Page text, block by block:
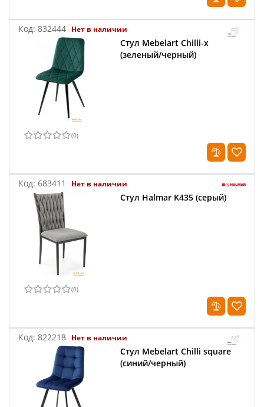
Код: 832444 Нет в наличии
Стул Mebelart Chilli-x
(зеленый/черный)
(0)
Код: 683411 Нет в наличии
Стул Halmar K435 (серый)
(0)
Код: 822218 Нет в наличии
Стул Mebelart Chilli square
(синий/черный)